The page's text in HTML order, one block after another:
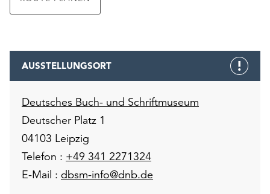
AUSSTELLUNGSORT
Deutsches Buch- und Schriftmuseum
Deutscher Platz 1
04103 Leipzig
Telefon : +49 341 2271324
E-Mail : dbsm-info@dnb.de